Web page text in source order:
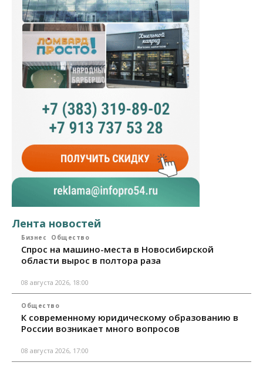
Лента новостей
Бизнес Общество
Спрос на машино-места в Новосибирской
области вырос в полтора раза
08 августа 2026, 18:00
Общество
К современному юридическому образованию в
России возникает много вопросов
08 августа 2026, 17:00